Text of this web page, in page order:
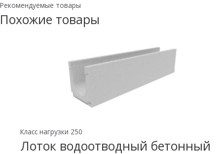
Рекомендуемые товары
Похожие товары
Класс нагрузки 250
Лоток водоотводный бетонный